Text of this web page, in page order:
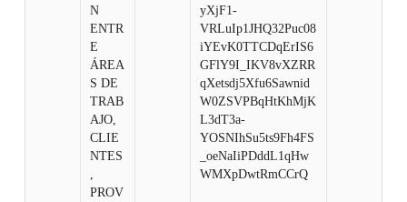
N
ENTR
E
ÁREA
S DE
TRAB
AJO,
CLIE
NTES
,
PROV
yXjF1-
VRLuIp1JHQ32Puc08
iYEvK0TTCDqErIS6
GFlY9I_IKV8vXZRR
qXetsdj5Xfu6Sawnid
W0ZSVPBqHtKhMjK
L3dT3a-
YOSNIhSu5ts9Fh4FS
_oeNaIiPDddL1qHw
WMXpDwtRmCCrQ